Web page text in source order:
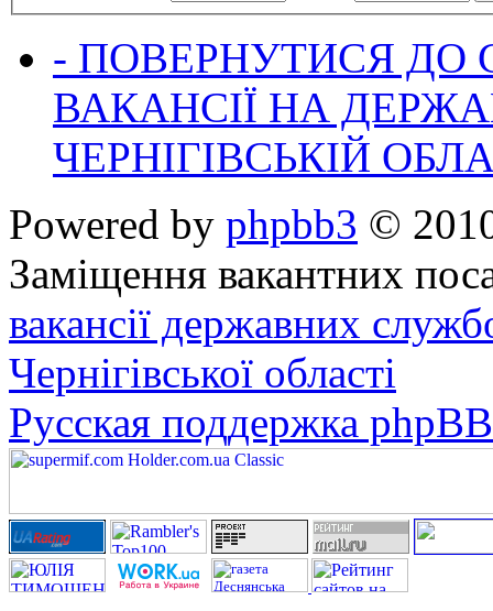
- ПОВЕРНУТИСЯ ДО
ВАКАНСІЇ НА
ЧЕРНІГІВСЬКІЙ
Powered by phpbb3 ©
Заміщення вакантних
вакансії державних
Чернігівської області
Русская поддержка phpBB